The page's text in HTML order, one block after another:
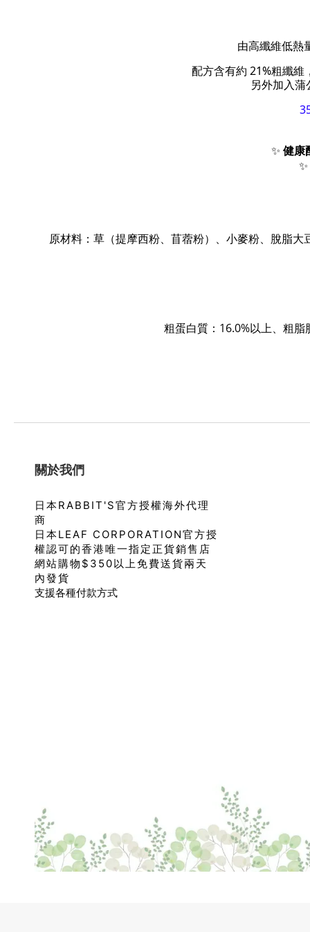
由高纖維低熱
配方含有約 21%粗纖
另外加入
✨ 健康
✨
原材料：草（提摩西粉、苜蓿粉）、小麥粉、脫脂
粗蛋白質：16.0%以上、 粗脂
關於我們
日本RABBIT'S官方授權海外代理
商
日本LEAF CORPORATION官方授
權認可的香港唯一指定正貨銷售店
網站購物$350以上免費送貨兩天
內發貨
支援各種付款方式